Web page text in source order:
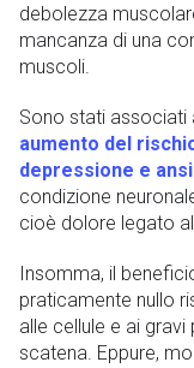
debolezza
mancanza di una
muscoli.
Sono stati associati
aumento del
depressione e
condizione
cioè dolore legato
Insomma, il
praticamente nullo
alle cellule e ai
scatena. Eppure,